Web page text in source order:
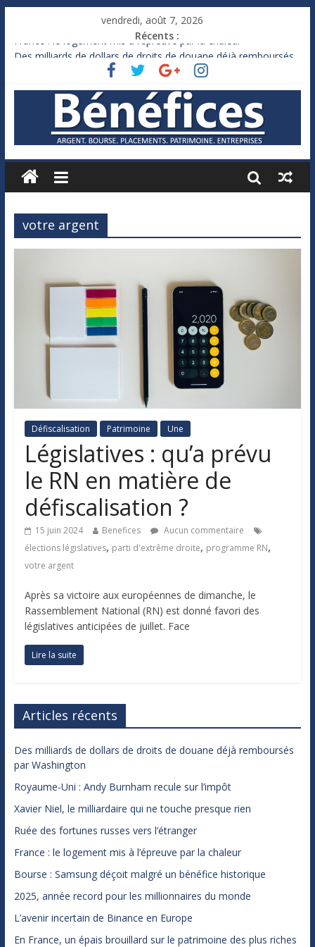
vendredi, août 7, 2026
Récents :
France : le logement mis à l’épreuve par la chaleur
Des milliards de dollars de droits de douane déjà remboursés
Royaume-Uni : Andy Burnham recule sur l’impôt
Xavier Niel, le milliardaire qui ne touche presque rien
Ruée des fortunes russes vers l’étranger
votre argent
Défiscalisation Patrimoine Une
Législatives : qu’a prévu
le RN en matière de
défiscalisation ?
15 juin 2024 Benefices
Aucun commentaire
élections législatives, parti d'extrême droite, programme RN,
votre argent
Après sa victoire aux européennes de dimanche, le
Rassemblement National (RN) est donné favori des
législatives anticipées de juillet. Face
Lire la suite
Articles récents
Des milliards de dollars de droits de douane déjà remboursés
par Washington
Royaume-Uni : Andy Burnham recule sur l’impôt
Xavier Niel, le milliardaire qui ne touche presque rien
Ruée des fortunes russes vers l’étranger
France : le logement mis à l’épreuve par la chaleur
Bourse : Samsung déçoit malgré un bénéfice historique
2025, année record pour les millionnaires du monde
L’avenir incertain de Binance en Europe
En France, un épais brouillard sur le patrimoine des plus riches